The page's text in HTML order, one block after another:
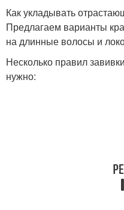
Как укладывать
Предлагаем варианты
на длинные волосы и
Несколько правил
нужно: